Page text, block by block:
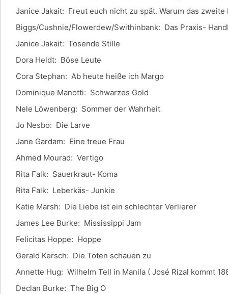
Janice Jakait: Freut euch nicht zu spät. Warum das
Biggs/Cushnie/Flowerdew/Swithinbank: Das Praxis-
Janice Jakait: Tosende Stille
Dora Heldt: Böse Leute
Cora Stephan: Ab heute heiße ich Margo
Dominique Manotti: Schwarzes Gold
Nele Löwenberg: Sommer der Wahrheit
Jo Nesbo: Die Larve
Jane Gardam: Eine treue Frau
Ahmed Mourad: Vertigo
Rita Falk: Sauerkraut- Koma
Rita Falk: Leberkäs- Junkie
Katie Marsh: Die Liebe ist ein schlechter Verlierer
James Lee Burke: Mississippi Jam
Felicitas Hoppe: Hoppe
Gerald Kersch: Die Toten schauen zu
Annette Hug: Wilhelm Tell in Manila ( José Rizal kommt
Declan Burke: The Big O